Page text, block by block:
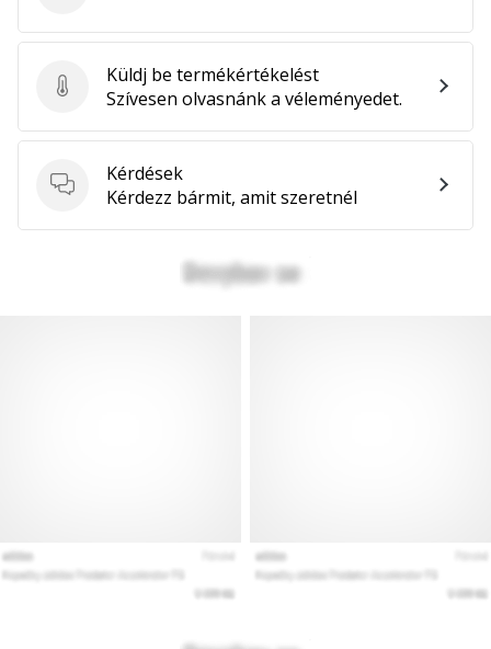
Küldj be termékértékelést
Küldj be termékértékelést
Szívesen olvasnánk a véleményedet.
Kérdések
Kérdések
Kérdezz bármit, amit szeretnél